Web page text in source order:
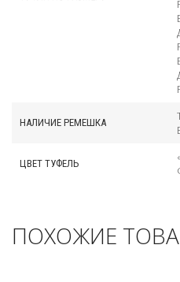
НАЛИЧИЕ РЕМЕШКА
ЦВЕТ ТУФЕЛЬ
ПОХОЖИЕ